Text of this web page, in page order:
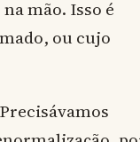
mão. Isso é
ou cujo